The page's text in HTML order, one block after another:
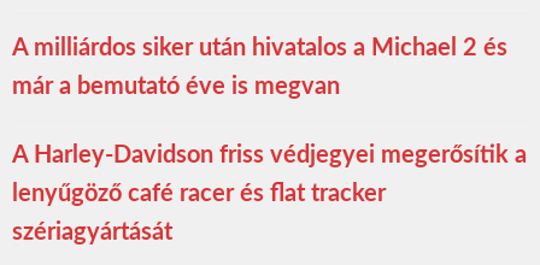
A milliárdos siker után hivatalos a Michael 2 és
már a bemutató éve is megvan
A Harley-Davidson friss védjegyei megerősítik a
lenyűgöző café racer és flat tracker
szériagyártását